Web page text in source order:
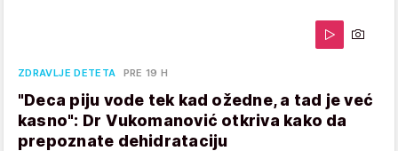
ZDRAVLJE DETETA PRE 19 H
"Deca piju vode tek kad ožedne, a tad je već
kasno": Dr Vukomanović otkriva kako da
prepoznate dehidrataciju